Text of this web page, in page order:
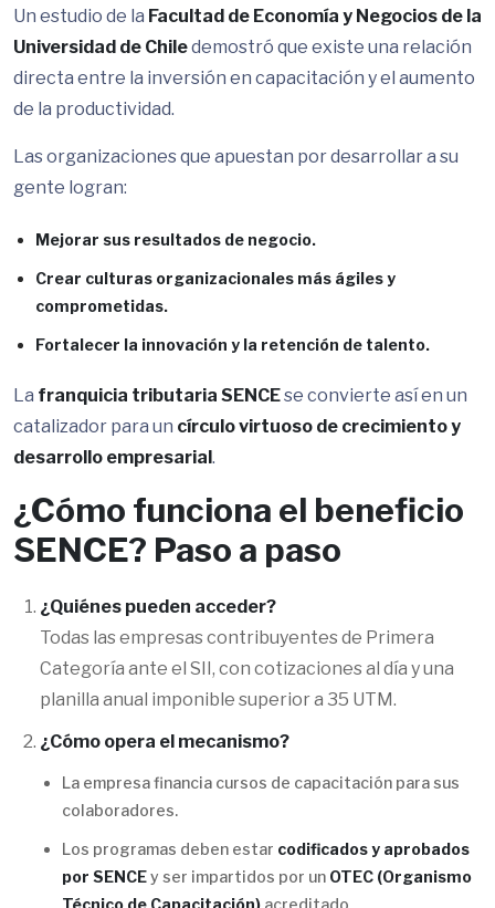
Un estudio de la Facultad de Economía y Negocios de la
Universidad de Chiledemostró que existe una relación
directa entre la inversión en capacitación y el aumento
de la productividad.
Las organizaciones que apuestan por desarrollar a su
gente logran:
Mejorar sus resultados de negocio.
Crear culturas organizacionales más ágiles y
comprometidas.
Fortalecer la innovación y la retención de talento.
La franquicia tributaria SENCEse convierte así en un
catalizador para un círculo virtuoso de crecimiento y
desarrollo empresarial.
¿Cómo funciona el beneficio
SENCE? Paso a paso
¿Quiénes pueden acceder?
Todas las empresas contribuyentes de Primera
Categoría ante el SII, con cotizaciones al día y una
planilla anual imponible superior a 35 UTM.
¿Cómo opera el mecanismo?
La empresa financia cursos de capacitación para sus
colaboradores.
Los programas deben estar codificados y aprobados
por SENCEy ser impartidos por un OTEC (Organismo
Técnico de Capacitación) acreditado.